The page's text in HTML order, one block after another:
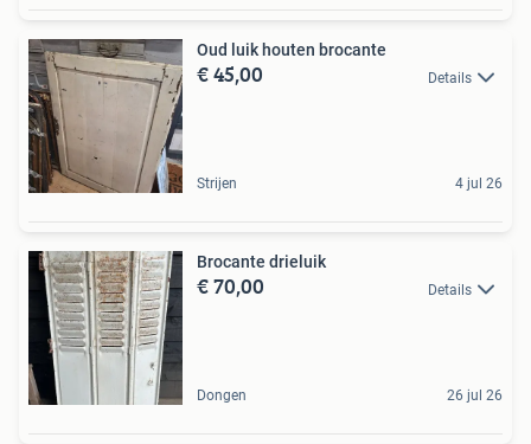
Oud luik houten brocante
€ 45,00 Details
Strijen 4 jul 26
Brocante drieluik
€ 70,00 Details
Dongen 26 jul 26